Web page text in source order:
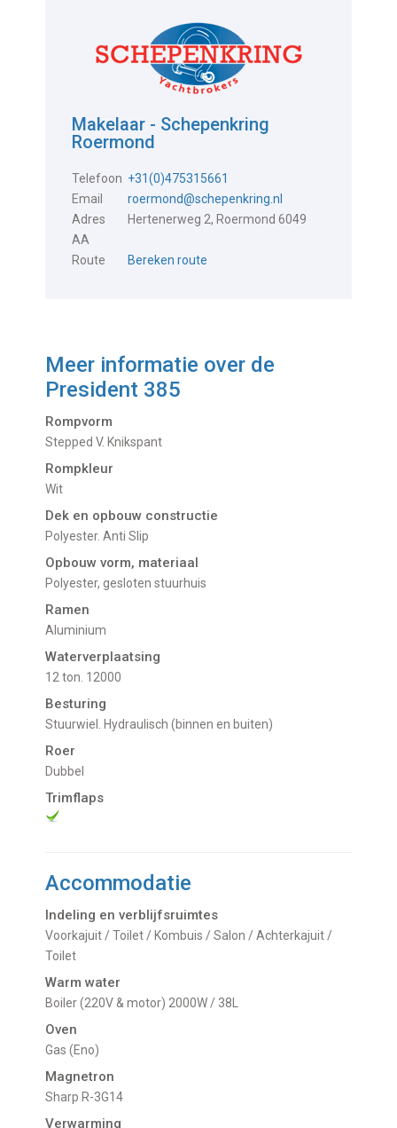
Makelaar - Schepenkring
Roermond
Telefoon +31(0)475315661
Email
roermond@schepenkring.nl
Adres
Hertenerweg 2, Roermond 6049
AA
Route
Bereken route
Meer informatie over de
President 385
Rompvorm
Stepped V. Knikspant
Rompkleur
Wit
Dek en opbouw constructie
Polyester. Anti Slip
Opbouw vorm, materiaal
Polyester, gesloten stuurhuis
Ramen
Aluminium
Waterverplaatsing
12 ton. 12000
Besturing
Stuurwiel. Hydraulisch (binnen en buiten)
Roer
Dubbel
Trimflaps
Accommodatie
Indeling en verblijfsruimtes
Voorkajuit / Toilet / Kombuis / Salon / Achterkajuit /
Toilet
Warm water
Boiler (220V & motor) 2000W / 38L
Oven
Gas (Eno)
Magnetron
Sharp R-3G14
Verwarming